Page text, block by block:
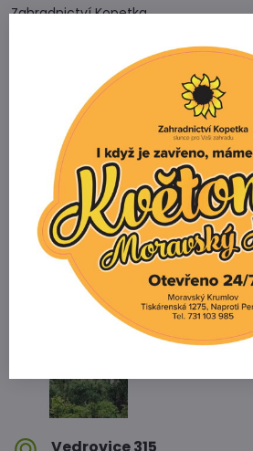
Zahradnictví Kopetka
671 75 Loděnice u Moravského
Telefon
+420 731 103 985
Prodejna
+420 607 042 662
Email
info@zahradnictvikopetka.cz
Zahradnictví Vedrovice